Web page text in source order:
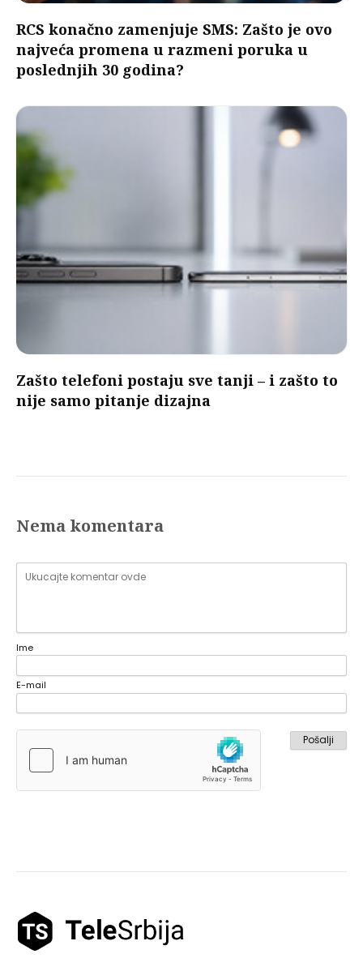
RCS konačno zamenjuje SMS: Zašto je ovo
najveća promena u razmeni poruka u
poslednjih 30 godina?
Zašto telefoni postaju sve tanji – i zašto to
nije samo pitanje dizajna
Nema komentara
Ime
E-mail